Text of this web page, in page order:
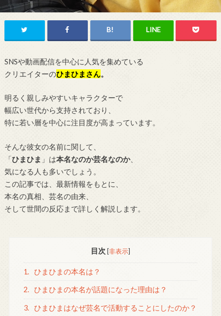
SNSや動画配信を中心に人気を集めている
クリエイターのひまひまさん。
明るく親しみやすいキャラクターで
幅広い世代から支持されており、
特に若い層を中心に注目度が高まっています。
そんな彼女の名前に関して、
「ひまひま 」は本名なのか芸名なのか、
気になる人も多いでしょう。
この記事では、最新情報をもとに、
本名の真相、芸名の由来、
そして世間の反応まで詳しく解説します。
目次 [非表示]
1. ひまひまの本名は？
2. ひまひまの本名が話題になった理由は？
3. ひまひまはなぜ芸名で活動することにしたのか？